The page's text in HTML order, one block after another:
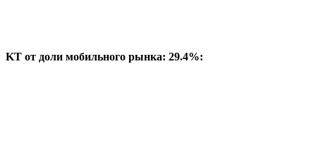
KT от доли мобильного рынка: 29.4%: